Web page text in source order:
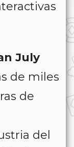
July
de miles
de
del